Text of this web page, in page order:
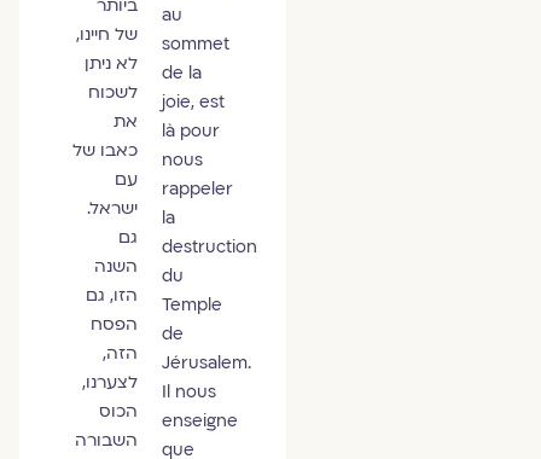
au
sommet
de la
joie, est
là pour
nous
rappeler
la
destruction
du
Temple
de
Jérusalem.
Il nous
enseigne
que
ביותר
של חיינו,
לא ניתן
לשכוח
את
כאבו של
עם
ישראל.
גם
השנה
הזו, גם
הפסח
הזה,
לצערנו,
הכוס
השבורה